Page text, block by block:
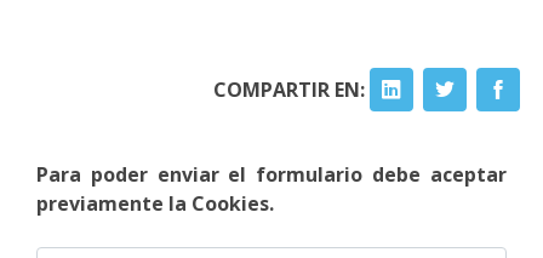
COMPARTIR EN:
Para poder enviar el formulario debe aceptar
previamente la Cookies.